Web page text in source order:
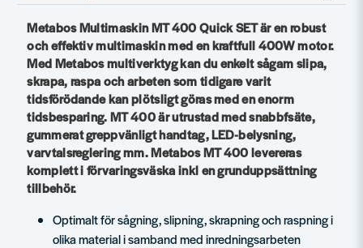
Metabos Multimaskin MT 400 Quick SET är en robust
och effektiv multimaskin med en kraftfull 400W motor.
Med Metabos multiverktyg kan du enkelt sågam slipa,
skrapa, raspa och arbeten som tidigare varit
tidsförödande kan plötsligt göras med en enorm
tidsbesparing. MT 400 är utrustad med snabbfsäte,
gummerat greppvänligt handtag, LED-belysning,
varvtalsreglering mm. Metabos MT 400 levereras
komplett i förvaringsväska inkl en grunduppsättning
tillbehör.
Optimalt för sågning, slipning, skrapning och raspning i
olika material i samband med inredningsarbeten